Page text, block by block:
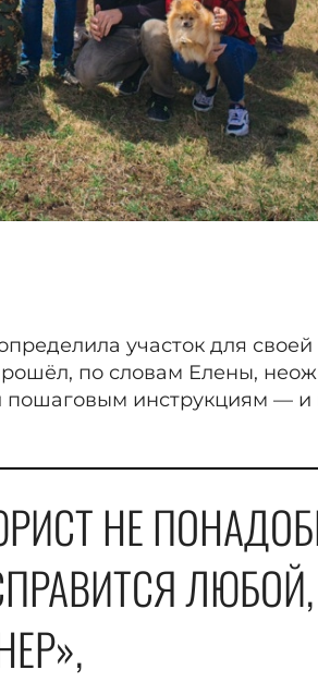
участок для своей
по словам Елены,
инструкциям — и
НЕ